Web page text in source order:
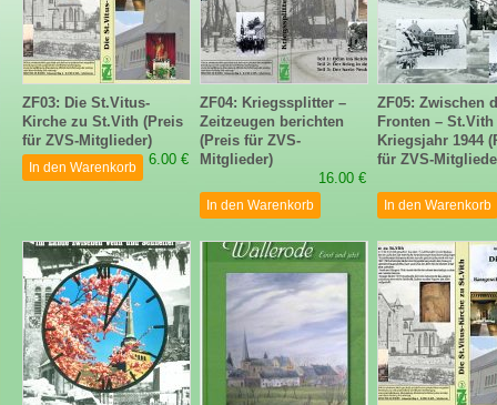
ZF03: Die St.Vitus-
Kirche zu St.Vith (Preis
für ZVS-Mitglieder)
6.00 €
In den Warenkorb
ZF04: Kriegssplitter –
Zeitzeugen berichten
(Preis für ZVS-
Mitglieder)
16.00 €
In den Warenkorb
ZF05: Zwischen
Fronten –
Kriegsjahr 1944
für ZVS-
In den Warenkorb